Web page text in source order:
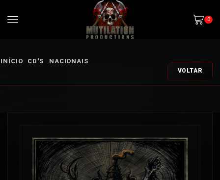
0
INÍCIO CD'S NACIONAIS
VOLTAR